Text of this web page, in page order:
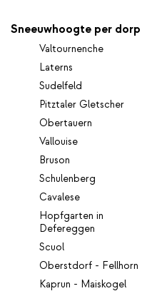
Sneeuwhoogte per dorp
Valtournenche
Laterns
Sudelfeld
Pitztaler Gletscher
Obertauern
Vallouise
Bruson
Schulenberg
Cavalese
Hopfgarten in
Defereggen
Scuol
Oberstdorf - Fellhorn
Kaprun - Maiskogel